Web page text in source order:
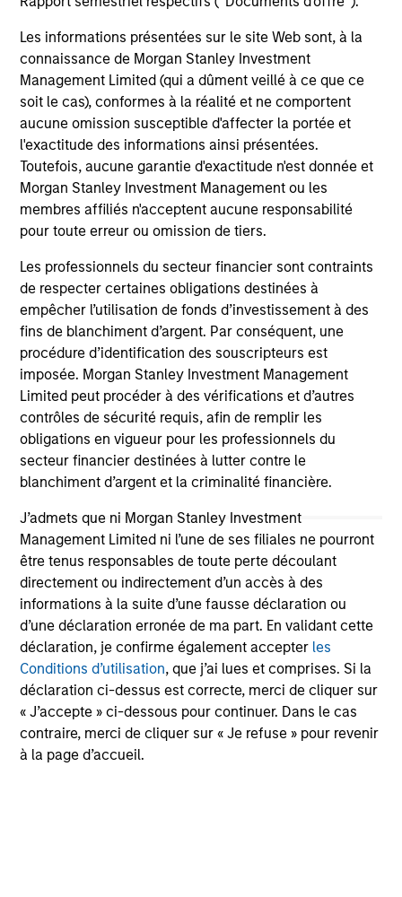
Les informations présentées sur le site Web sont, à la
connaissance de Morgan Stanley Investment
Management Limited (qui a dûment veillé à ce que ce
soit le cas), conformes à la réalité et ne comportent
aucune omission susceptible d'affecter la portée et
l'exactitude des informations ainsi présentées.
Toutefois, aucune garantie d'exactitude n'est donnée et
Morgan Stanley Investment Management ou les
membres affiliés n'acceptent aucune responsabilité
pour toute erreur ou omission de tiers.
Les professionnels du secteur financier sont contraints
de respecter certaines obligations destinées à
empêcher l’utilisation de fonds d’investissement à des
fins de blanchiment d’argent. Par conséquent, une
procédure d’identification des souscripteurs est
imposée. Morgan Stanley Investment Management
Limited peut procéder à des vérifications et d’autres
contrôles de sécurité requis, afin de remplir les
obligations en vigueur pour les professionnels du
secteur financier destinées à lutter contre le
blanchiment d’argent et la criminalité financière.
J’admets que ni Morgan Stanley Investment
Management Limited ni l’une de ses filiales ne pourront
être tenus responsables de toute perte découlant
directement ou indirectement d’un accès à des
informations à la suite d’une fausse déclaration ou
d’une déclaration erronée de ma part. En validant cette
déclaration, je confirme également accepter les
Conditions d’utilisation, que j’ai lues et comprises. Si la
déclaration ci-dessus est correcte, merci de cliquer sur
« J’accepte » ci-dessous pour continuer. Dans le cas
contraire, merci de cliquer sur « Je refuse » pour revenir
à la page d’accueil.
securities and investment-grade corporate
bonds with maturities less than three years.
Global Credit Strategy
Invests in a globally diversified portfolio of
multi-currency debt issued by corporations
and non-government issuers.
View All
Team Insights
ARTICLE
The MSIM Quantitative Duration
Strategy Model: A Factor-Based
Approach to Managing Interest Rates
Anton Heese and Matas Vala explore the
Quantitative Duration Strategy Model, one of
the proprietary tools the team uses to enhance
their investment process, as it helps provide
structure and rigour with identifying and